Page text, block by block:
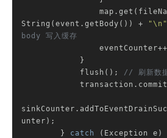
String(event.getBody()) +
"\n"
body 写入缓存
            flush();
// 刷新数
unter);
        }
catch (Exception e)